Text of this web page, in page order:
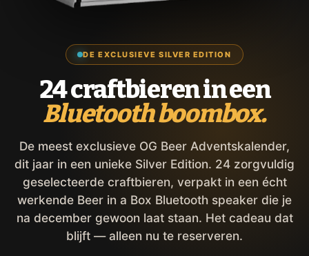
DE EXCLUSIEVE SILVER EDITION
24 craftbieren in een
Bluetooth boombox.
De meest exclusieve OG Beer Adventskalender,
dit jaar in een unieke Silver Edition. 24 zorgvuldig
geselecteerde craftbieren, verpakt in een écht
werkende Beer in a Box Bluetooth speaker die je
na december gewoon laat staan. Het cadeau dat
blijft — alleen nu te reserveren.